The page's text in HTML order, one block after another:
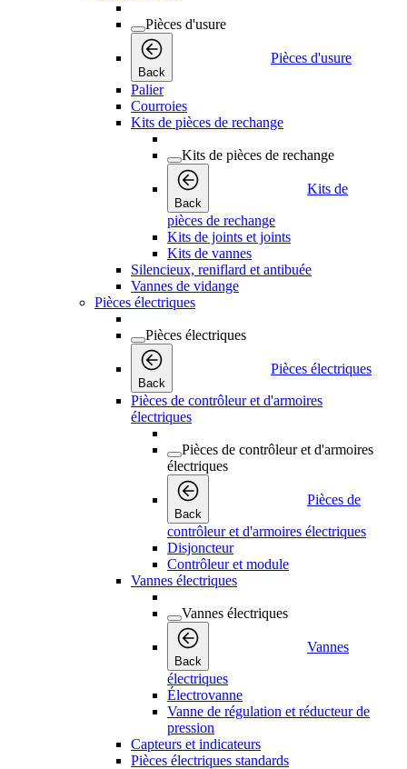
Pièces d'usure
Back
Pièces d'usure
Palier
Courroies
Kits de pièces de rechange
Kits de pièces de rechange
Back
Kits de
pièces de rechange
Kits de joints et joints
Kits de vannes
Silencieux, reniflard et antibuée
Vannes de vidange
Pièces électriques
Pièces électriques
Back
Pièces électriques
Pièces de contrôleur et d'armoires
électriques
Pièces de contrôleur et d'armoires
électriques
Back
Pièces de
contrôleur et d'armoires électriques
Disjoncteur
Contrôleur et module
Vannes électriques
Vannes électriques
Back
Vannes
électriques
Électrovanne
Vanne de régulation et réducteur de
pression
Capteurs et indicateurs
Pièces électriques standards